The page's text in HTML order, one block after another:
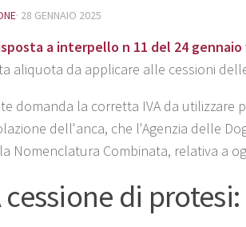
· 28 GENNAIO 2025
a interpello n 11 del 24 gennaio
aliquota da applicare alle cessioni
domanda la corretta IVA da utilizzare
dell'anca, che l'Agenzia delle
Nomenclatura Combinata, relativa a
cessione di